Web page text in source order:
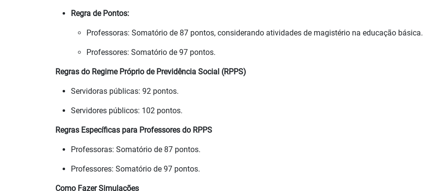
Regra de Pontos:
Professoras: Somatório de 87 pontos, considerando atividades de magistério na educação básica.
Professores: Somatório de 97 pontos.
Regras do Regime Próprio de Previdência Social (RPPS)
Servidoras públicas: 92 pontos.
Servidores públicos: 102 pontos.
Regras Específicas para Professores do RPPS
Professoras: Somatório de 87 pontos.
Professores: Somatório de 97 pontos.
Como Fazer Simulações